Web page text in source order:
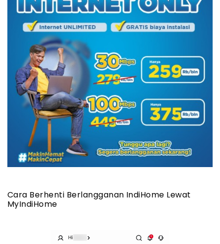
Cara Berhenti Berlangganan IndiHome Lewat
MyIndiHome